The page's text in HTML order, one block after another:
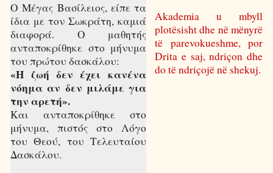
Ο Μέγας Βασίλειος, είπε τα
ίδια με τον Σωκράτη, καμιά
διαφορά. Ο μαθητής
ανταποκρίθηκε στο μήνυμα
του πρώτου δασκάλου:
«Η ζωή δεν έχει κανένα
νόημα αν δεν μιλάμε για
την αρετή».
Και ανταποκρίθηκε στο
μήνυμα, πιστός στο Λόγο
του Θεού, του Τελευταίου
Δασκάλου.
Akademia u mbyll
plotësisht dhe në mënyrë
të parevokueshme, por
Drita e saj, ndriçon dhe
do të ndriçojë në shekuj.